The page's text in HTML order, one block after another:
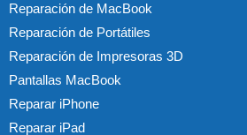
Reparación de MacBook
Reparación de Portátiles
Reparación de Impresoras 3D
Pantallas MacBook
Reparar iPhone
Reparar iPad